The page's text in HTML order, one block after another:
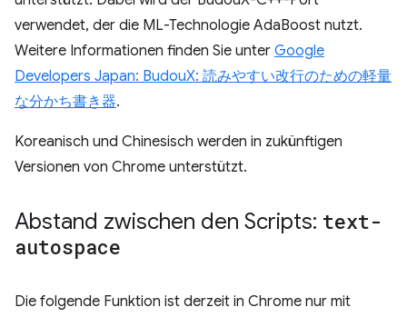
verwendet, der die ML-Technologie AdaBoost nutzt.
Weitere Informationen finden Sie unter Google
Developers Japan: BudouX: 読みやすい改行のための軽量
な分かち書き器.
Koreanisch und Chinesisch werden in zukünftigen
Versionen von Chrome unterstützt.
Abstand zwischen den Scripts: text-
autospace
Die folgende Funktion ist derzeit in Chrome nur mit